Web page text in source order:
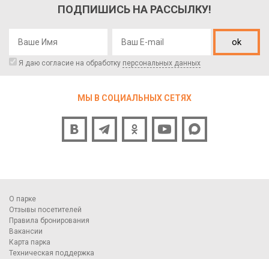
ПОДПИШИСЬ НА РАССЫЛКУ!
ok
Я даю согласие на обработку персональных данных
МЫ В СОЦИАЛЬНЫХ СЕТЯХ
О парке
Отзывы посетителей
Правила бронирования
Вакансии
Карта парка
Техническая поддержка